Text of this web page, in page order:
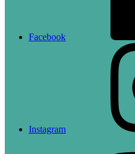
Facebook
Instagram